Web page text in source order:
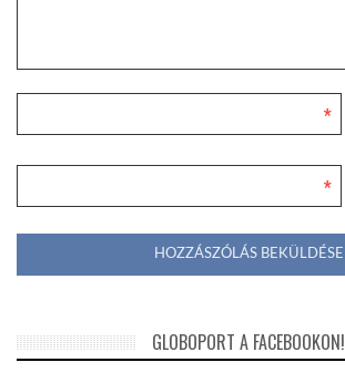
*
*
GLOBOPORT A FACEBOOKON!